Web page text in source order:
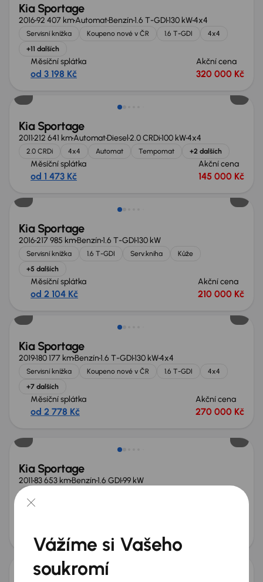
Kia Sportage
201692 407 kmAutomatBenzín1.6 T-GDI130 kW4x4
Servisní knížka Koupeno nové v ČR 1.6 T-GDI
4x4
+11 dalších
Měsíční splátka
od 3 198 Kč
Akční cena
320 000 Kč
Kia Sportage
2011212 641 kmAutomatDiesel2.0 CRDi100 kW4x4
2.0 CRDi 4x4 Automat Tempomat +2 dalších
Měsíční splátka
od 1 473 Kč
Akční cena
145 000 Kč
Kia Sportage
2016217 985 kmBenzín1.6 T-GDI130 kW
Servisní knížka 1.6 T-GDI Serv.kniha
Kůže
+5 dalších
Měsíční splátka
od 2 104 Kč
Akční cena
210 000 Kč
Zlevněno o 30 000 Kč
Kia Sportage
2019180 177 kmBenzín1.6 T-GDI130 kW4x4
Servisní knížka Koupeno nové v ČR 1.6 T-GDI
4x4
+7 dalších
Měsíční splátka
od 2 778 Kč
Akční cena
270 000 Kč
Kia Sportage
201183 653 kmBenzín1.6 GDI99 kW
Xenony
Vážíme si Vašeho
soukromí